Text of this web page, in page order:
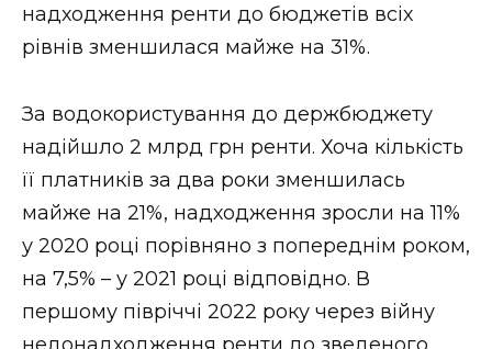
надходження ренти до бюджетів всіх
рівнів зменшилася майже на 31%.
За водокористування до держбюджету
надійшло 2 млрд грн ренти. Хоча кількість
її платників за два роки зменшилась
майже на 21%, надходження зросли на 11%
у 2020 році порівняно з попереднім роком,
на 7,5% – у 2021 році відповідно. В
першому півріччі 2022 року через війну